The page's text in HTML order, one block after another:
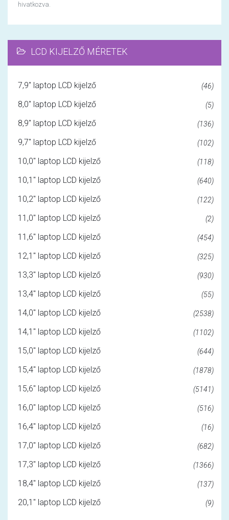
hivatkozva.
LCD KIJELZŐ MÉRETEK
7,9" laptop LCD kijelző (46)
8,0" laptop LCD kijelző (5)
8,9" laptop LCD kijelző (136)
9,7" laptop LCD kijelző (102)
10,0" laptop LCD kijelző (118)
10,1" laptop LCD kijelző (640)
10,2" laptop LCD kijelző (122)
11,0" laptop LCD kijelző (2)
11,6" laptop LCD kijelző (454)
12,1" laptop LCD kijelző (325)
13,3" laptop LCD kijelző (930)
13,4" laptop LCD kijelző (55)
14,0" laptop LCD kijelző (2538)
14,1" laptop LCD kijelző (1102)
15,0" laptop LCD kijelző (644)
15,4" laptop LCD kijelző (1878)
15,6" laptop LCD kijelző (5141)
16,0" laptop LCD kijelző (516)
16,4" laptop LCD kijelző (16)
17,0" laptop LCD kijelző (682)
17,3" laptop LCD kijelző (1366)
18,4" laptop LCD kijelző (137)
20,1" laptop LCD kijelző (9)